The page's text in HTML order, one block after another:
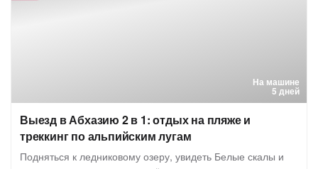
На машине
5 дней
Выезд в Абхазию 2 в 1: отдых на пляже и
треккинг по альпийским лугам
Подняться к ледниковому озеру, увидеть Белые скалы и